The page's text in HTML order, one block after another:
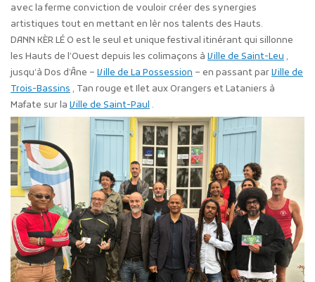
avec la ferme conviction de vouloir créer des synergies
artistiques tout en mettant en lèr nos talents des Hauts.
DANN KÈR LÉ O est le seul et unique festival itinérant qui sillonne
les Hauts de l’Ouest depuis les colimaçons à Ville de Saint-Leu ,
jusqu’à Dos d’Âne – Ville de La Possession – en passant parVille de
Trois-Bassins , Tan rouge et Ilet aux Orangers et Lataniers à
Mafate sur la Ville de Saint-Paul .